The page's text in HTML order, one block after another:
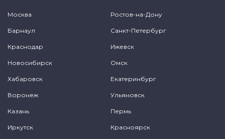
Москва Ростов-на-Дону
Барнаул Санкт-Петербург
Краснодар Ижевск
Новосибирск Омск
Хабаровск Екатеринбург
Воронеж Ульяновск
Казань Пермь
Иркутск Красноярск